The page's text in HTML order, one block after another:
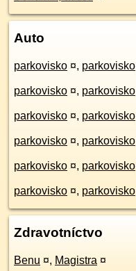
Auto
parkovisko ¤, parkovisko
parkovisko ¤, parkovisko
parkovisko ¤, parkovisko
parkovisko ¤, parkovisko
parkovisko ¤, parkovisko
parkovisko ¤, parkovisko
Zdravotníctvo
Benu ¤, Magistra ¤